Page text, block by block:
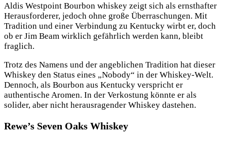
Aldis Westpoint Bourbon whiskey zeigt sich als ernsthafter
Herausforderer, jedoch ohne große Überraschungen. Mit
Tradition und einer Verbindung zu Kentucky wirbt er, doch
ob er Jim Beam wirklich gefährlich werden kann, bleibt
fraglich.
Trotz des Namens und der angeblichen Tradition hat dieser
Whiskey den Status eines „Nobody“ in der Whiskey-Welt.
Dennoch, als Bourbon aus Kentucky verspricht er
authentische Aromen. In der Verkostung könnte er als
solider, aber nicht herausragender Whiskey dastehen.
Rewe’s Seven Oaks Whiskey